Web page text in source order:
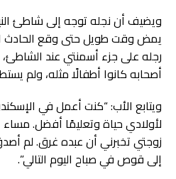
ويضيف أن نجله توجه إلى شاطئ
يمض وقت طويل حتى وقع الحادث
رجله على جزء أسمنتي عند
أصحابه كانوا أطفالًا مثله، ولم
ويتابع الأب: “كنت أعمل في
لأولادي حياة وتعليمًا أفضل.
زوجتي تخبرني أن عبده غرق. لم
إلى قوص في صباح اليوم التالي”.